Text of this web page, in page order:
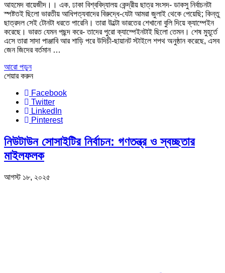
আহমেদ বায়েজীদ।। এক. ঢাকা বিশ্ববিদ্যালয় কেন্দ্রীয় ছাত্র সংসদ- ডাকসু নির্বাচনটা
স্পষ্টতই ছিলো ভারতীয় আধিপত্যবাদের বিরুদ্ধে-যেটা আমরা জুলাই থেকে পেয়েছি; কিন্তু
ছাত্রদল সেই টোনটা ধরতে পারেনি। তারা উল্টো ভারতের শেখানো বুলি দিয়ে ক্যাম্পেইন
করেছে। ভারত যেমন পছন্দ করে- তাদের পুরো ক্যাম্পেইনটাই ছিলো তেমন। শেষ মুহূর্তে
এসে তারা সাদা পাঞ্জাবি আর শাড়ি পরে উদিচী-ছায়ানট স্টাইলে শপথ অনুষ্ঠান করেছে, এসব
জেন জিদের বর্তমান …
আরো পড়ুন
শেয়ার করুন
Facebook
Twitter
LinkedIn
Pinterest
নিউটাউন সোসাইটির নির্বাচন: গণতন্ত্র ও স্বচ্ছতার
মাইলফলক
আগস্ট ১৮, ২০২৫